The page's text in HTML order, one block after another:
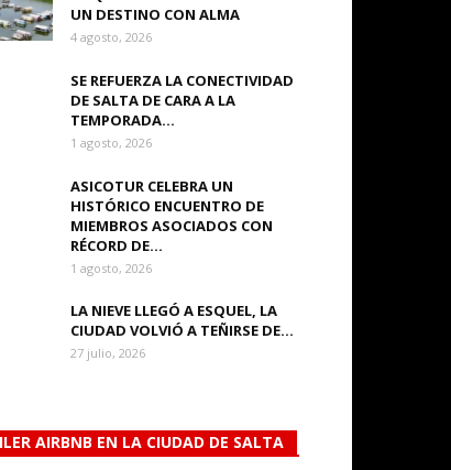
UN DESTINO CON ALMA
4 agosto, 2026
SE REFUERZA LA CONECTIVIDAD
DE SALTA DE CARA A LA
TEMPORADA...
1 agosto, 2026
ASICOTUR CELEBRA UN
HISTÓRICO ENCUENTRO DE
MIEMBROS ASOCIADOS CON
RÉCORD DE...
1 agosto, 2026
LA NIEVE LLEGÓ A ESQUEL, LA
CIUDAD VOLVIÓ A TEÑIRSE DE...
27 julio, 2026
AIRBNB EN LA CIUDAD DE SALTA